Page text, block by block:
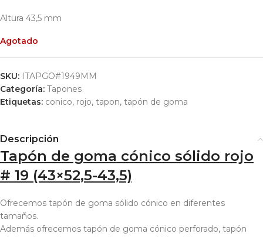
Altura 43,5 mm
Agotado
SKU: ITAPGO#1949MM
Categoría: Tapones
Etiquetas: conico, rojo, tapon, tapón de goma
Descripción
Tapón de goma cónico sólido rojo
# 19 (43×52,5-43,5)
Ofrecemos tapón de goma sólido cónico en diferentes
tamaños.
Además ofrecemos tapón de goma cónico perforado, tapón